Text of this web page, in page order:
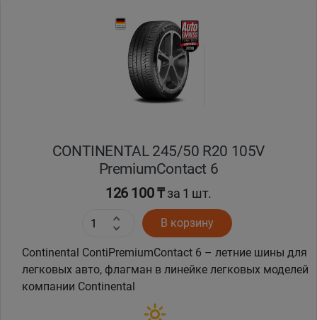
CONTINENTAL 245/50 R20 105V
PremiumContact 6
126 100 ₸за 1 шт.
В корзину
Continental ContiPremiumContact 6 – летние шины для
легковых авто, флагман в линейке легковых моделей
компании Continental
Бишкек